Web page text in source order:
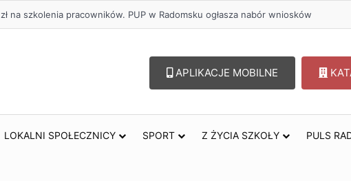
– lepszy wybór. Radomsko włącza się w Miesiąc Trzeźwości
APLIKACJE MOBILNE
LOKALNI SPOŁECZNICY SPORT Z ŻYCIA SZKOŁY PULS